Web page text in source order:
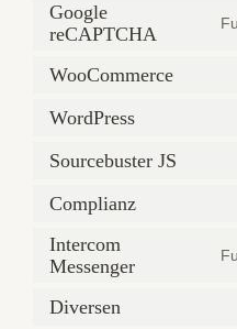
Google
reCAPTCHA
WooCommerce
WordPress
Sourcebuster JS
Complianz
Intercom
Messenger
Diversen